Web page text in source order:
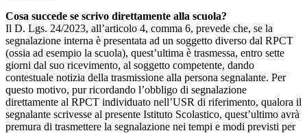
Cosa succede se scrivo direttamente alla scuola?
Il D. Lgs. 24/2023, all’articolo 4, comma 6, prevede che, se la
segnalazione interna è presentata ad un soggetto diverso dal RPCT
(ossia ad esempio la scuola), quest’ultima è trasmessa, entro sette
giorni dal suo ricevimento, al soggetto competente, dando
contestuale notizia della trasmissione alla persona segnalante. Per
questo motivo, pur ricordando l’obbligo di segnalazione
direttamente al RPCT individuato nell’USR di riferimento, qualora il
segnalante scrivesse al presente Istituto Scolastico, quest’ultimo avrà
premura di trasmettere la segnalazione nei tempi e modi previsti per